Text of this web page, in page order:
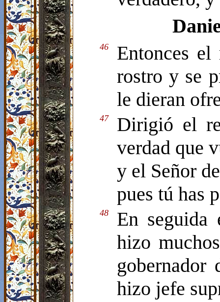
46
Entonces el
rostro y se
le dieran
47
Dirigió el
verdad que
y el Señor
pues tú has
48
En
hizo
hizo jefe